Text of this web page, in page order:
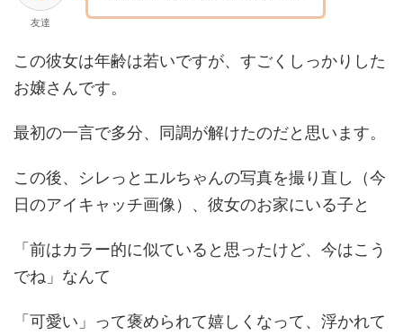
友達
この彼女は年齢は若いですが、すごくしっかりした
お嬢さんです。
最初の一言で多分、同調が解けたのだと思います。
この後、シレっとエルちゃんの写真を撮り直し（今
日のアイキャッチ画像）、彼女のお家にいる子と
「前はカラー的に似ていると思ったけど、今はこう
でね」なんて
「可愛い」って褒められて嬉しくなって、浮かれて